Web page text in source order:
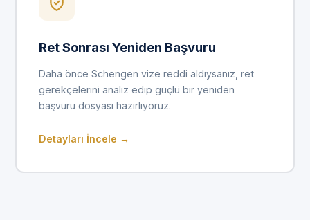
Ret Sonrası Yeniden Başvuru
Daha önce Schengen vize reddi aldıysanız, ret
gerekçelerini analiz edip güçlü bir yeniden
başvuru dosyası hazırlıyoruz.
Detayları İncele →